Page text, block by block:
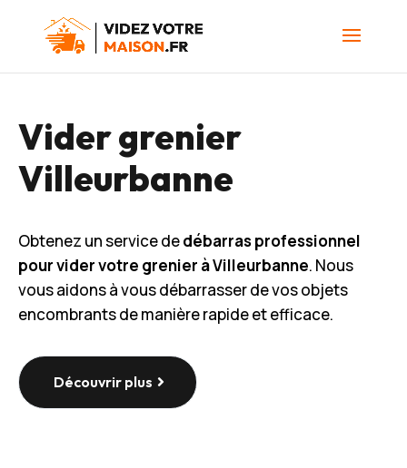
Vider grenier
Villeurbanne
Obtenez un service dedébarras professionnel
pour vider votre grenier à Villeurbanne. Nous
vous aidons à vous débarrasser de vos objets
encombrants de manière rapide et efficace.
Découvrir plus